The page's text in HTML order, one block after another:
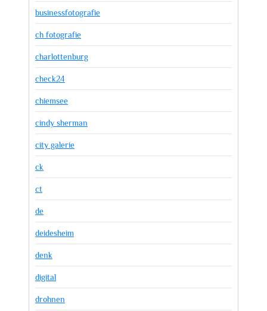
businessfotografie
ch fotografie
charlottenburg
check24
chiemsee
cindy sherman
city galerie
ck
ct
de
deidesheim
denk
digital
drohnen